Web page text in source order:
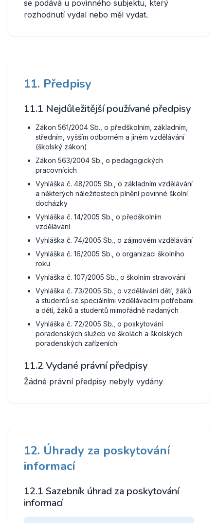
se podává u povinného subjektu, který
rozhodnutí vydal nebo měl vydat.
11. Předpisy
11.1 Nejdůležitější používané předpisy
Zákon 561/2004 Sb., o předškolním, základním,
středním, vyšším odborném a jiném vzdělávání
(školský zákon)
Zákon 563/2004 Sb., o pedagogických
pracovnících
Vyhláška č. 48/2005 Sb., o základním vzdělávání
a některých náležitostech plnění povinné školní
docházky
Vyhláška č. 14/2005 Sb., o předškolním
vzdělávání
Vyhláška č. 74/2005 Sb., o zájmovém vzdělávání
Vyhláška č. 16/2005 Sb., o organizaci školního
roku
Vyhláška č. 107/2005 Sb., o školním stravování
Vyhláška č. 73/2005 Sb., o vzdělávání dětí, žáků
a studentů se speciálními vzdělávacími potřebami
a dětí, žáků a studentů mimořádně nadaných
Vyhláška č. 72/2005 Sb., o poskytování
poradenských služeb ve školách a školských
poradenských zařízeních
11.2 Vydané právní předpisy
Žádné právní předpisy nebyly vydány
12. Úhrady za poskytování
informací
12.1 Sazebník úhrad za poskytování
informací